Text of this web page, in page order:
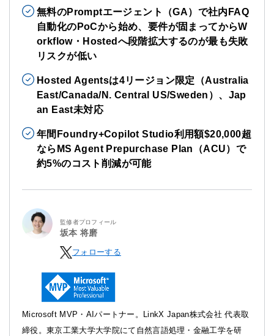
無料のPromptエージェント（GA）で社内FAQ
自動化のPoCから始め、要件が固まってからW
orkflow・Hostedへ段階拡大するのが最も失敗
リスクが低い
Hosted Agentsは4リージョン限定（Australia
East/Canada/N. Central US/Sweden）、Jap
an East未対応
年間Foundry+Copilot Studio利用額$20,000超
ならMS Agent Prepurchase Plan（ACU）で
約5%のコスト削減が可能
監修者プロフィール
坂本 将磨
フォローする
Microsoft MVP・AIパートナー。LinkX Japan株式会社 代表取
締役。東京工業大学大学院にて自然言語処理・金融工学を研